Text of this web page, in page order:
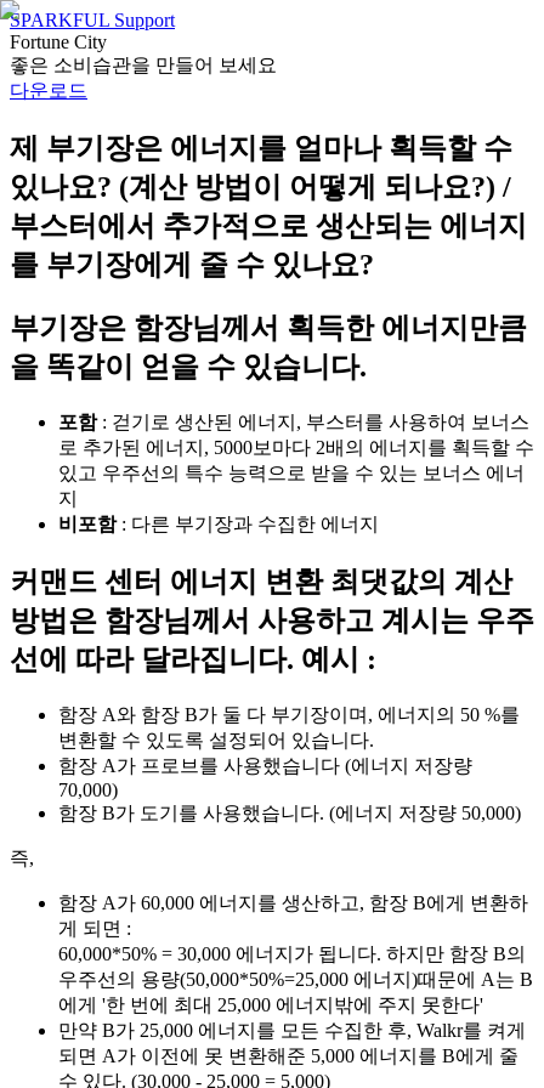
SPARKFUL Support
Fortune City
좋은 소비습관을 만들어 보세요
다운로드
제 부기장은 에너지를 얼마나 획득할 수
있나요? (계산 방법이 어떻게 되나요?) /
부스터에서 추가적으로 생산되는 에너지
를 부기장에게 줄 수 있나요?
부기장은 함장님께서 획득한 에너지만큼
을 똑같이 얻을 수 있습니다.
포함: 걷기로 생산된 에너지, 부스터를 사용하여 보너스
로 추가된 에너지, 5000보마다 2배의 에너지를 획득할 수
있고 우주선의 특수 능력으로 받을 수 있는 보너스 에너
지
비포함: 다른 부기장과 수집한 에너지
커맨드 센터 에너지 변환 최댓값의 계산
방법은 함장님께서 사용하고 계시는 우주
선에 따라 달라집니다. 예시 :
함장 A와 함장 B가 둘 다 부기장이며, 에너지의 50 %를
변환할 수 있도록 설정되어 있습니다.
함장 A가 프로브를 사용했습니다 (에너지 저장량
70,000)
함장 B가 도기를 사용했습니다. (에너지 저장량 50,000)
즉,
함장 A가 60,000 에너지를 생산하고, 함장 B에게 변환하
게 되면 :
60,000*50% = 30,000 에너지가 됩니다. 하지만 함장 B의
우주선의 용량(50,000*50%=25,000 에너지)때문에 A는 B
에게 '한 번에 최대 25,000 에너지밖에 주지 못한다'
만약 B가 25,000 에너지를 모든 수집한 후, Walkr를 켜게
되면 A가 이전에 못 변환해준 5,000 에너지를 B에게 줄
수 있다. (30,000 - 25,000 = 5,000)